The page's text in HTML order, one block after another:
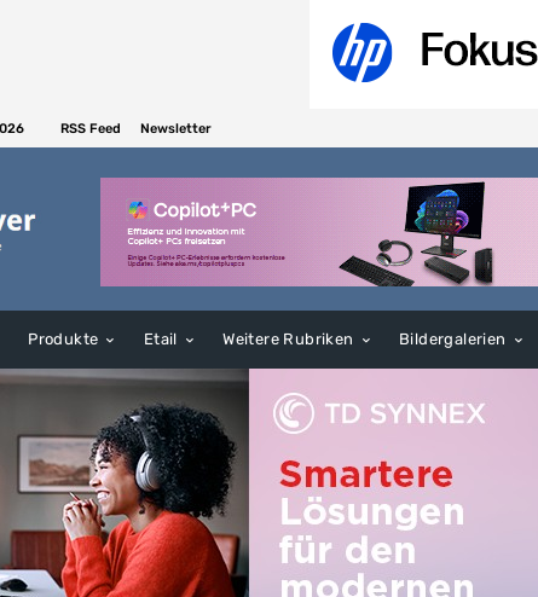
RSS Feed Newsletter
Produkte Etail Weitere Rubriken Bildergalerien